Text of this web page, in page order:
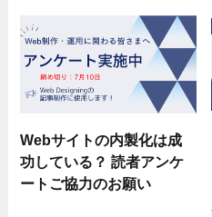
Webサイトの内製化は成
功している？ 読者アンケ
ートご協力のお願い